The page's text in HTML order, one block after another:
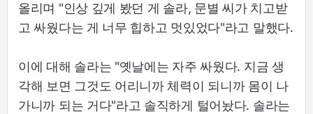
올리며 "인상 깊게 봤던 게 솔라, 문별 씨가 치고받
고 싸웠다는 게 너무 힙하고 멋있었다"라고 말했다.
이에 대해 솔라는 "옛날에는 자주 싸웠다. 지금 생
각해 보면 그것도 어리니까 체력이 되니까 몸이 나
가니까 되는 거다"라고 솔직하게 털어놨다. 솔라는